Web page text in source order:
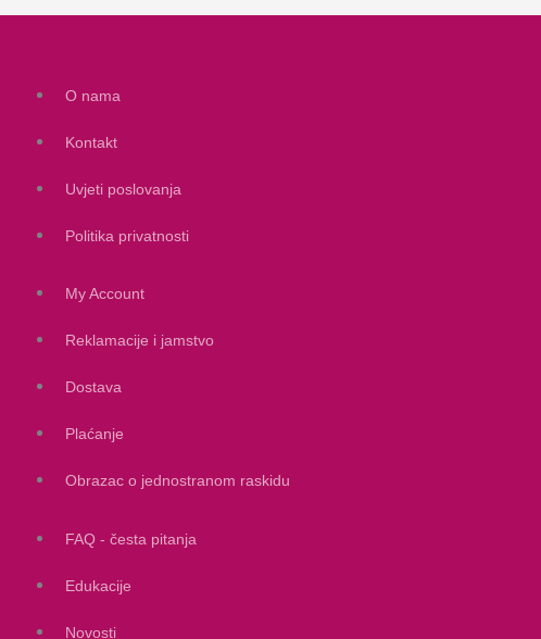
O nama
Kontakt
Uvjeti poslovanja
Politika privatnosti
My Account
Reklamacije i jamstvo
Dostava
Plaćanje
Obrazac o jednostranom raskidu
FAQ - česta pitanja
Edukacije
Novosti